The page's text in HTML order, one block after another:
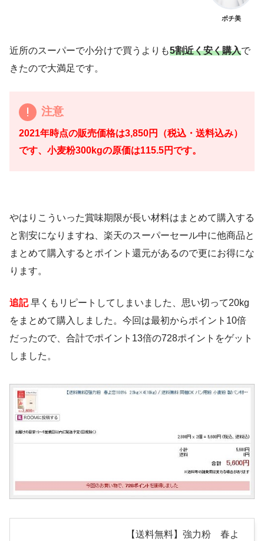
ポチ美
近所のスーパーで小分けで買うよりも5割近く安く購入で
きたので大満足です。
注意
2021年時点の販売価格は3,850円（税込・送料込み）
です、小麦粉300kgの原価は115.5円です。
やはりこういった賞味期限が長い材料はまとめて購入する
と割安になりますね、楽天のスーパーセール中に他商品と
まとめて購入するとポイント還元があるので更にお得にな
ります。
追記早くもリピートしてしまいました、思い切って20kg
をまとめて購入しました。今回は最初からポイント10倍
だったので、合計でポイント13倍の728ポイントをゲット
しました。
【送料無料】強力粉 春よ